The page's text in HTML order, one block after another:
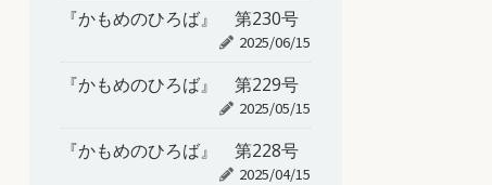
『かもめのひろば』 第230号
2025/06/15
『かもめのひろば』 第229号
2025/05/15
『かもめのひろば』 第228号
2025/04/15